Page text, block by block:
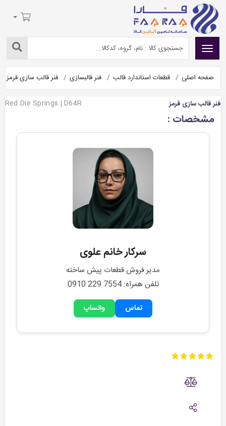
صفحه اصلی قطعات استاندارد قالب فنر قالبسازی فنر قالب سازی قرمز
فنر قالب سازی قرمز Red Die Springs | D64R
مشخصات :
سرکار خانم علوی
مدیر فروش قطعات پیش ساخته
تلفن همراه: 0910 229 7554
تماس واتساپ